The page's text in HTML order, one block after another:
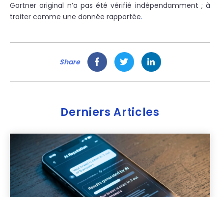
Gartner original n’a pas été vérifié indépendamment ; à
traiter comme une donnée rapportée.
Share
Derniers Articles